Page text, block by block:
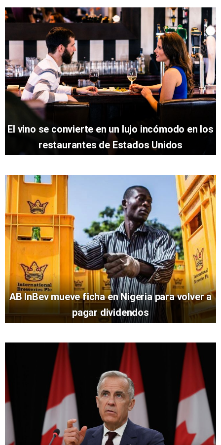
El vino se convierte en un lujo incómodo en los
restaurantes de Estados Unidos
AB InBev mueve ficha en Nigeria para volver a
pagar dividendos